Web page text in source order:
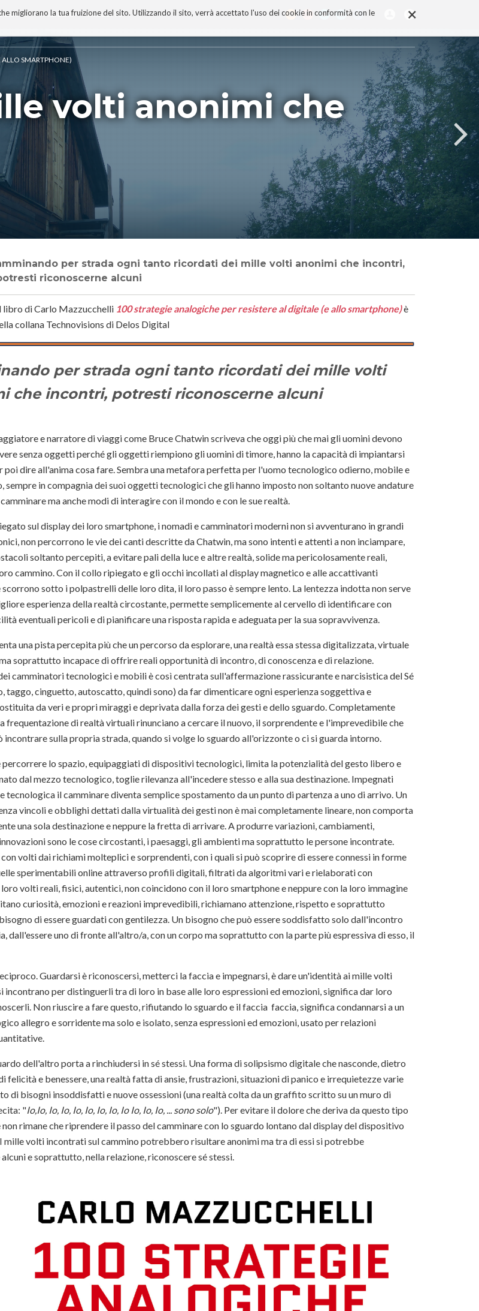
×
migliorano la tua fruizione del sito. Utilizzando il sito, verrà accettato l'uso dei cookie in conformità con le
I MIEI LIBRI PROGETTO
ALLO SMARTPHONE)
volti anonimi che
riconoscerne alcuni
libro di Carlo Mazzucchelli 100 strategie analogiche per resistere al digitale (e allo smartphone)è
collana Technovisions di Delos Digital
per strada ogni tanto ricordati dei mille volti
che incontri, potresti riconoscerne alcuni
e narratore di viaggi come Bruce Chatwin scriveva che oggi più che mai gli uomini devono
senza oggetti perché gli oggetti riempiono gli uomini di timore, hanno la capacità di impiantarsi
poi dire all'anima cosa fare. Sembra una metafora perfetta per l'uomo tecnologico odierno, mobile e
sempre in compagnia dei suoi oggetti tecnologici che gli hanno imposto non soltanto nuove andature
ma anche modi di interagire con il mondo e con le sue realtà.
sul display dei loro smartphone, i nomadi e camminatori moderni non si avventurano in grandi
non percorrono le vie dei canti descritte da Chatwin, ma sono intenti e attenti a non inciampare,
soltanto percepiti, a evitare pali della luce e altre realtà, solide ma pericolosamente reali,
cammino. Con il collo ripiegato e gli occhi incollati al display magnetico e alle accattivanti
scorrono sotto i polpastrelli delle loro dita, il loro passo è sempre lento. La lentezza indotta non serve
esperienza della realtà circostante, permette semplicemente al cervello di identificare con
eventuali pericoli e di pianificare una risposta rapida e adeguata per la sua sopravvivenza.
una pista percepita più che un percorso da esplorare, una realtà essa stessa digitalizzata, virtuale
soprattutto incapace di offrire reali opportunità di incontro, di conoscenza e di relazione.
camminatori tecnologici e mobili è così centrata sull'affermazione rassicurante e narcisistica del Sé
taggo, cinguetto, autoscatto, quindi sono) da far dimenticare ogni esperienza soggettiva e
da veri e propri miraggi e deprivata dalla forza dei gesti e dello sguardo. Completamente
frequentazione di realtà virtuali rinunciano a cercare il nuovo, il sorprendente e l'imprevedibile che
incontrare sulla propria strada, quando si volge lo sguardo all'orizzonte o ci si guarda intorno.
percorrere lo spazio, equipaggiati di dispositivi tecnologici, limita la potenzialità del gesto libero e
dal mezzo tecnologico, toglie rilevanza all'incedere stesso e alla sua destinazione. Impegnati
tecnologica il camminare diventa semplice spostamento da un punto di partenza a uno di arrivo. Un
vincoli e obblighi dettati dalla virtualità dei gesti non è mai completamente lineare, non comporta
una sola destinazione e neppure la fretta di arrivare. A produrre variazioni, cambiamenti,
sono le cose circostanti, i paesaggi, gli ambienti ma soprattutto le persone incontrate.
con volti dai richiami molteplici e sorprendenti, con i quali si può scoprire di essere connessi in forme
sperimentabili online attraverso profili digitali, filtrati da algoritmi vari e rielaborati con
loro volti reali, fisici, autentici, non coincidono con il loro smartphone e neppure con la loro immagine
curiosità, emozioni e reazioni imprevedibili, richiamano attenzione, rispetto e soprattutto
di essere guardati con gentilezza. Un bisogno che può essere soddisfatto solo dall'incontro
dall'essere uno di fronte all'altro/a, con un corpo ma soprattutto con la parte più espressiva di esso, il
Guardarsi è riconoscersi, metterci la faccia e impegnarsi, è dare un'identità ai mille volti
incontrano per distinguerli tra di loro in base alle loro espressioni ed emozioni, significa dar loro
Non riuscire a fare questo, rifiutando lo sguardo e il faccia faccia, significa condannarsi a un
allegro e sorridente ma solo e isolato, senza espressioni ed emozioni, usato per relazioni
dell'altro porta a rinchiudersi in sé stessi. Una forma di solipsismo digitale che nasconde, dietro
felicità e benessere, una realtà fatta di ansie, frustrazioni, situazioni di panico e irrequietezze varie
di bisogni insoddisfatti e nuove ossessioni (una realtà colta da un graffito scritto su un muro di
"Io,Io, Io, Io, Io, Io, Io, Io, Io Io, Io, Io, ... sono solo"). Per evitare il dolore che deriva da questo tipo
non rimane che riprendere il passo del camminare con lo sguardo lontano dal display del dispositivo
mille volti incontrati sul cammino potrebbero risultare anonimi ma tra di essi si potrebbe
e soprattutto, nella relazione, riconoscere sé stessi.